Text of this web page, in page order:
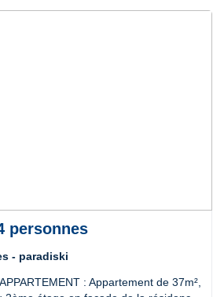
personnes
- paradiski
: Appartement de 37m²,